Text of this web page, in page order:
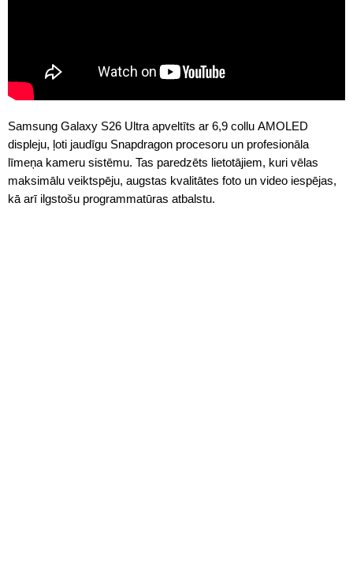
Samsung Galaxy S26 Ultra apveltīts ar 6,9 collu AMOLED
displeju, ļoti jaudīgu Snapdragon procesoru un profesionāla
līmeņa kameru sistēmu. Tas paredzēts lietotājiem, kuri vēlas
maksimālu veiktspēju, augstas kvalitātes foto un video iespējas,
kā arī ilgstošu programmatūras atbalstu.